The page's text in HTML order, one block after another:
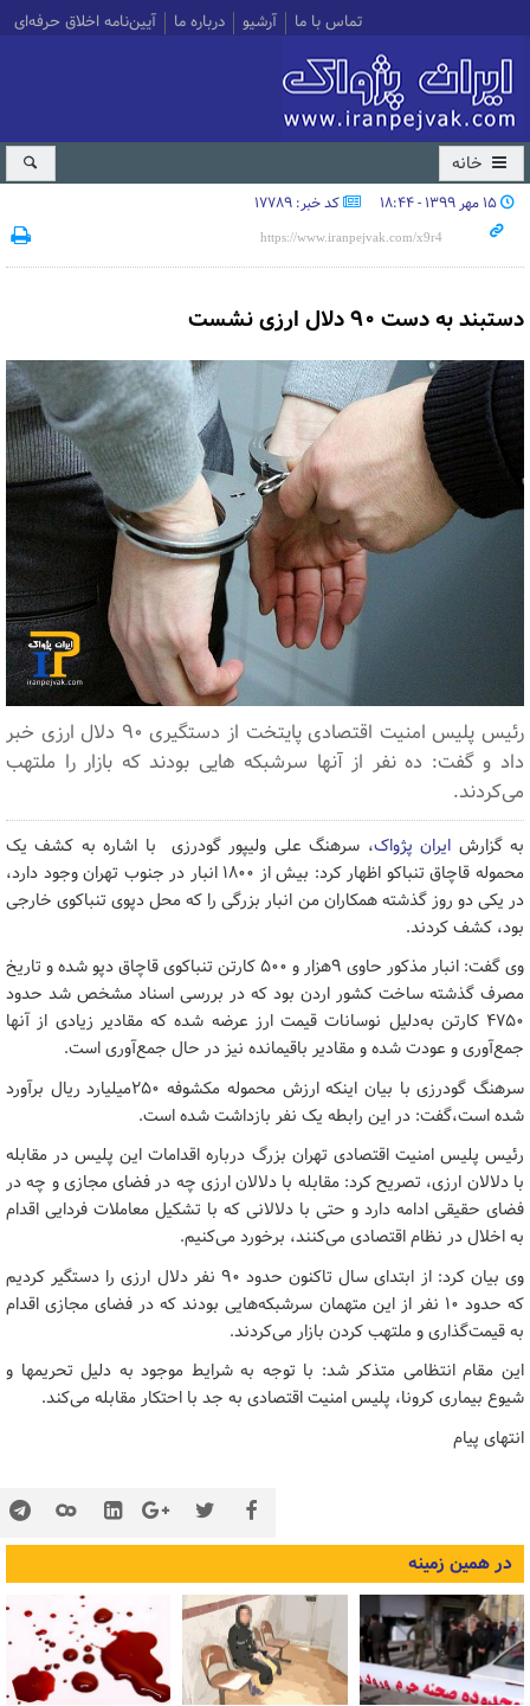
تماس با ما آرشیو درباره ما آیین‌نامه اخلاق حرفه‌ای
خانه
۱۵ مهر ۱۳۹۹ - ۱۸:۴۴ کد خبر: 17789
دستبند به دست ۹۰ دلال ارزی نشست
رئیس پلیس امنیت اقتصادی پایتخت از دستگیری ۹۰ دلال ارزی خبر
داد و گفت: ده نفر از آنها سرشبکه هایی بودند که بازار را ملتهب
می‌کردند.
به گزارش ایران پژواک، سرهنگ علی ولیپور گودرزی با اشاره به کشف یک
محموله قاچاق تنباکو اظهار کرد: بیش از ۱۸۰۰ انبار در جنوب تهران وجود دارد،
در یکی دو روز گذشته همکاران من انبار بزرگی را که محل دپوی تنباکوی خارجی
بود، کشف کردند.
وی گفت: انبار مذکور حاوی ۹هزار و ۵۰۰ کارتن تنباکوی قاچاق دپو شده و تاریخ
مصرف گذشته ساخت کشور اردن بود که در بررسی اسناد مشخص شد حدود
۴۷۵۰ کارتن به‌دلیل نوسانات قیمت ارز عرضه شده که مقادیر زیادی از آنها
جمع‌آوری و عودت شده و مقادیر باقیمانده نیز در حال جمع‌آوری است.
سرهنگ ‌گودرزی با بیان اینکه ارزش محموله مکشوفه ۲۵۰میلیارد ریال برآورد
شده است،گفت: در این رابطه یک نفر بازداشت شده است.
رئیس پلیس امنیت اقتصادی تهران بزرگ درباره اقدامات این پلیس در مقابله
با دلالان ارزی، تصریح کرد: مقابله با دلالان ارزی چه در فضای مجازی و چه در
فضای حقیقی ادامه دارد و حتی با دلالانی که با تشکیل معاملات فردایی اقدام
به اخلال در نظام اقتصادی می‌کنند، برخورد می‌کنیم.
وی بیان کرد: از ابتدای سال تاکنون حدود ۹۰ نفر دلال ارزی را دستگیر کردیم
که حدود ۱۰ نفر از این متهمان سرشبکه‌هایی بودند که در فضای مجازی اقدام
به قیمت‌گذاری و ملتهب کردن بازار می‌کردند.
این مقام انتظامی متذکر شد: با توجه به شرایط موجود به دلیل تحریمها و
شیوع بیماری کرونا، پلیس امنیت اقتصادی به جد با احتکار مقابله می‌کند.
انتهای پیام
در همین زمینه